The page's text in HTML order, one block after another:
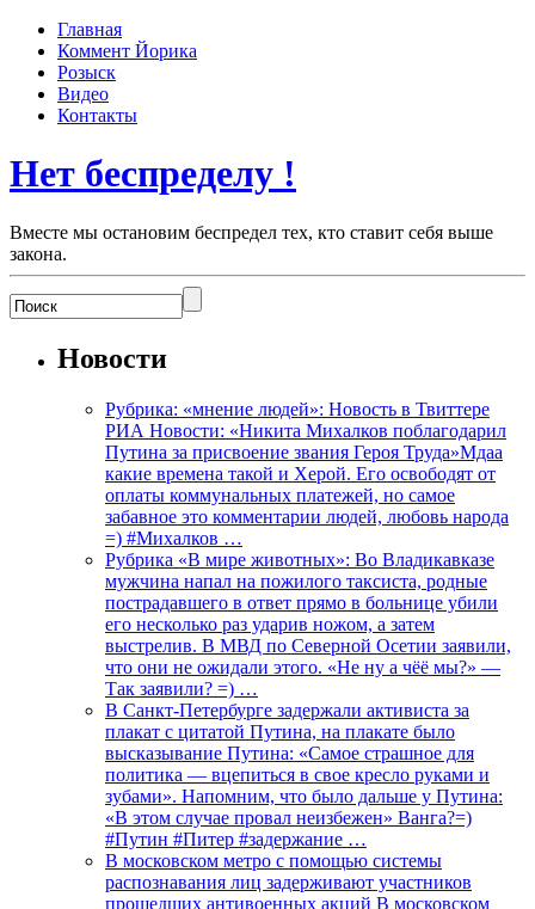
Главная
Коммент Йорика
Розыск
Видео
Контакты
Нет беспределу !
Вместе мы остановим беспредел тех, кто ставит себя выше
закона.
Новости
Рубрика: «мнение людей»: Новость в Твиттере
РИА Новости: «Никита Михалков поблагодарил
Путина за присвоение звания Героя Труда»Мдаа
какие времена такой и Херой. Его освободят от
оплаты коммунальных платежей, но самое
забавное это комментарии людей, любовь народа
=) #Михалков …
Рубрика «В мире животных»: Во Владикавказе
мужчина напал на пожилого таксиста, родные
пострадавшего в ответ прямо в больнице убили
его несколько раз ударив ножом, а затем
выстрелив. В МВД по Северной Осетии заявили,
что они не ожидали этого. «Не ну а чёё мы?» —
Так заявили? =) …
В Санкт-Петербурге задержали активиста за
плакат с цитатой Путина, на плакате было
высказывание Путина: «Самое страшное для
политика — вцепиться в свое кресло руками и
зубами». Напомним, что было дальше у Путина:
«В этом случае провал неизбежен» Ванга?=)
#Путин #Питер #задержание …
В московском метро с помощью системы
распознавания лиц задерживают участников
прошедших антивоенных акций В московском